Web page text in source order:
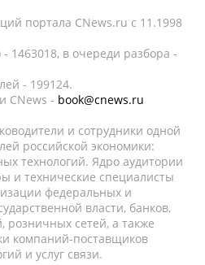
портала CNews.ru c 11.1998
1463018, в очереди разбора -
- 199124.
CNews - book@cnews.ru
и сотрудники одной
российской экономики:
технологий. Ядро аудитории
и технические специалисты
федеральных и
власти, банков,
сетей, а также
компаний-поставщиков
и услуг связи.